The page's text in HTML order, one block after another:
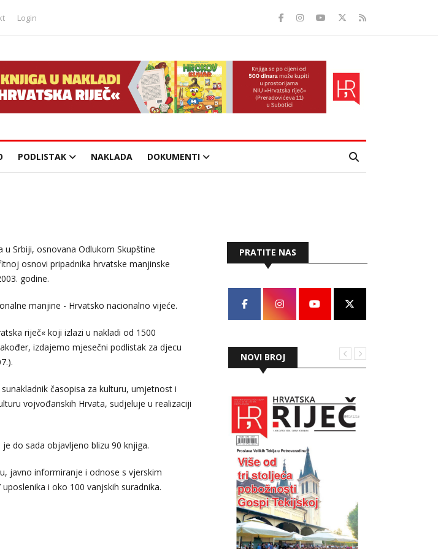
Login
PODLISTAK NAKLADA DOKUMENTI
Srbiji, osnovana Odlukom Skupštine
osnovi pripadnika hrvatske manjinske
godine.
manjine - Hrvatsko nacionalno vijeće.
riječ« koji izlazi u nakladi od 1500
izdajemo mjesečni podlistak za djecu
časopisa za kulturu, umjetnost i
vojvođanskih Hrvata, sudjeluje u realizaciji
do sada objavljeno blizu 90 knjiga.
javno informiranje i odnose s vjerskim
i oko 100 vanjskih suradnika.
PRATITE NAS
NOVI BROJ